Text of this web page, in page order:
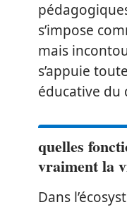
s’impose
mais
s’appuie
éducative du
quelles
vraiment la
Dans